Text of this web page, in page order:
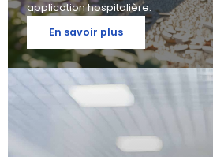
application hospitalière.
En savoir plus